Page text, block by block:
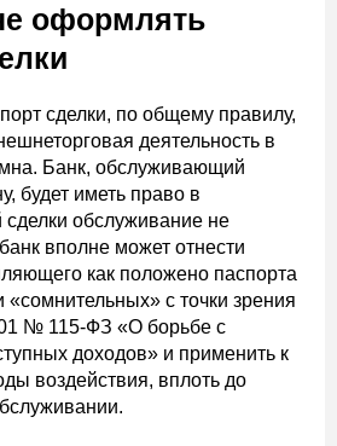
оформлять
сделки, по общему правилу,
деятельность в
Банк, обслуживающий
будет иметь право в
обслуживание не
вполне может отнести
как положено паспорта
«сомнительных» с точки зрения
№ 115-ФЗ «О борьбе с
доходов» и применить к
воздействия, вплоть до